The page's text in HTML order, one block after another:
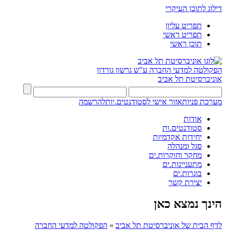
דילוג לתוכן העיקרי
תפריט עליון
תפריט ראשי
תוכן ראשי
הפקולטה למדעי החברה ע"ש גרשון גורדון
אוניברסיטת תל אביב
מערכת פניותאזור אישי לסטודנטים.יותלהרשמה
אודות
סטודנטים.ות
יחידות אקדמיות
סגל ומנהלה
מחקר וחוקרות.ים
מתעניינות.ים
בוגרות.ים
יצירת קשר
הינך נמצא כאן
לדף הבית של אוניברסיטת תל אביב » הפקולטה למדעי החברה